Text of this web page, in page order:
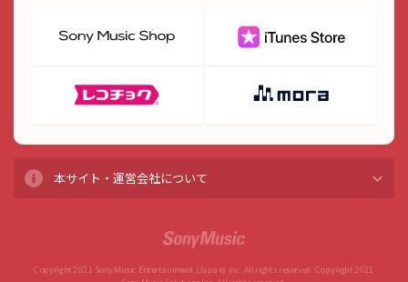
本サイト・運営会社について
Copyright 2021 Sony Music Entertainment (Japan) Inc. All rights reserved. Copyright 2021